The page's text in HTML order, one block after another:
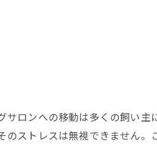
ロンへの移動は多くの飼い主
ストレスは無視できません。